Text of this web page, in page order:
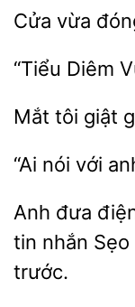
Cửa
Diêm
giật
Anh
nhắn
trước.